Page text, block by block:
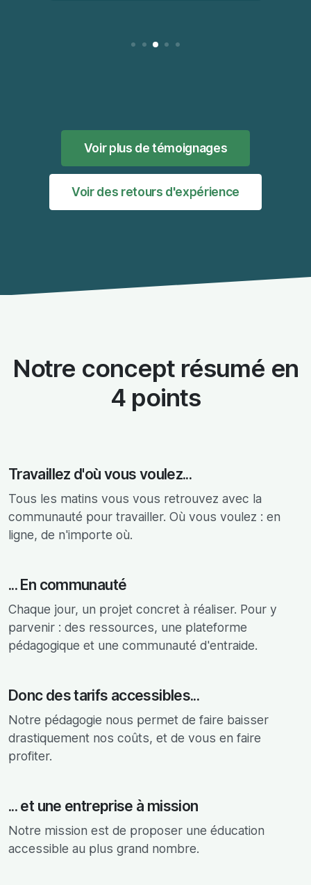
Voir plus de témoignages
Voir des retours d'expérience
Notre concept résumé en
4 points
Travaillez d'où vous voulez...
Tous les matins vous vous retrouvez avec la
communauté pour travailler. Où vous voulez : en
ligne, de n'importe où.
... En communauté
Chaque jour, un projet concret à réaliser. Pour y
parvenir : des ressources, une plateforme
pédagogique et une communauté d'entraide.
Donc des tarifs accessibles...
Notre pédagogie nous permet de faire baisser
drastiquement nos coûts, et de vous en faire
profiter.
... et une entreprise à mission
Notre mission est de proposer une éducation
accessible au plus grand nombre.